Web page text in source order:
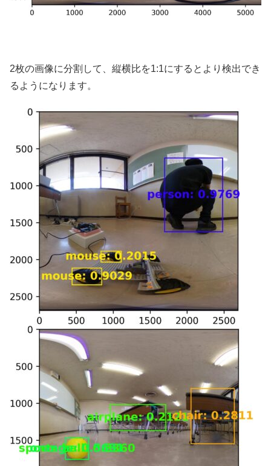
2枚の画像に分割して、縦横比を1:1にするとより検出でき
るようになります。